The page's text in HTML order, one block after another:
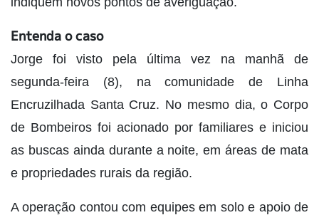
Entenda o caso
Jorge foi visto pela última vez na manhã de
segunda-feira (8), na comunidade de Linha
Encruzilhada Santa Cruz. No mesmo dia, o Corpo
de Bombeiros foi acionado por familiares e iniciou
as buscas ainda durante a noite, em áreas de mata
e propriedades rurais da região.
A operação contou com equipes em solo e apoio de